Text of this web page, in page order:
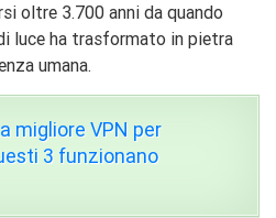
oltre 3.700 anni da quando
luce ha trasformato in pietra
umana.
migliore VPN per
3 funzionano